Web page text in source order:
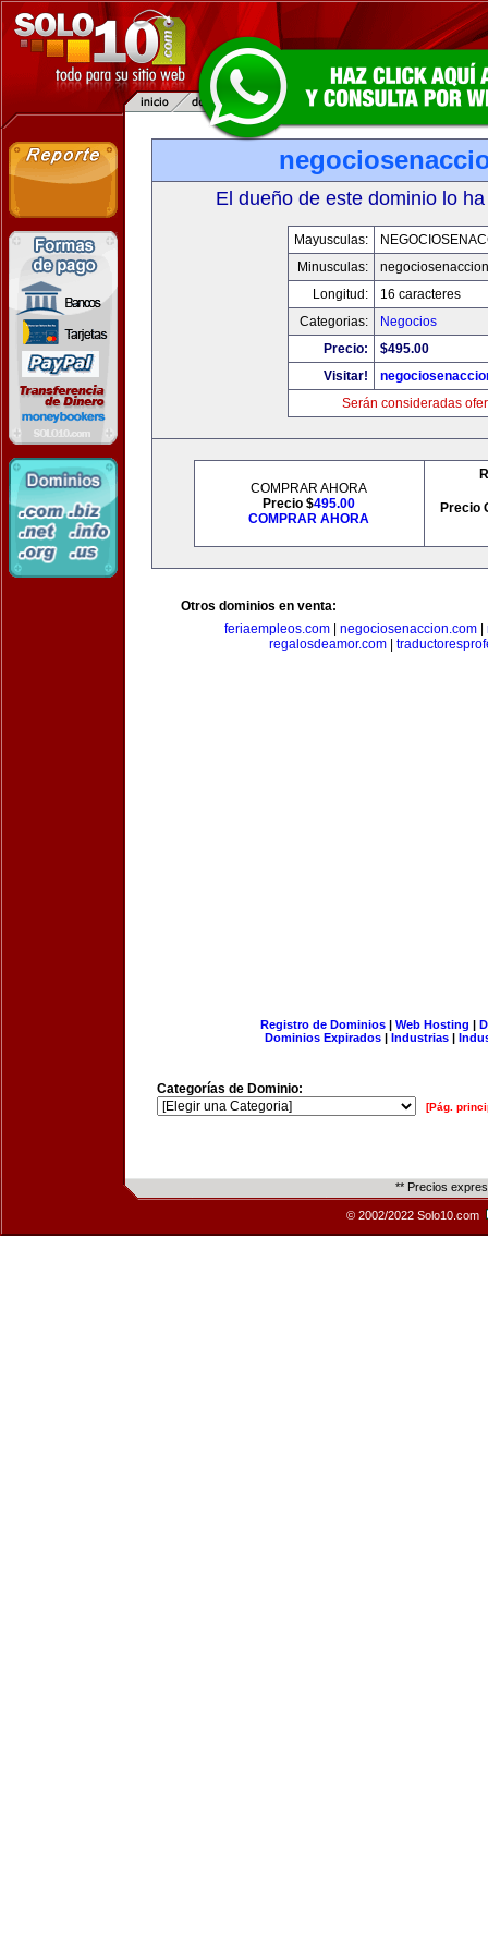
El dueño de este dominio lo
Mayusculas:
Minusculas:
Longitud:
16 caracteres
Categorias:
Negocios
Precio:
$495.00
Visitar!
Serán consideradas
COMPRAR AHORA
Precio $495.00
COMPRAR AHORA
Precio
Otros dominios en venta:
feriaempleos.com
negociosenaccion.com
regalosdeamor.com
Registro de Dominios| Web Hosting |
Dominios Expirados | Industrias |
Categorías de Dominio:
[Pág.
** Precios
© 2002/2022 Solo10.com